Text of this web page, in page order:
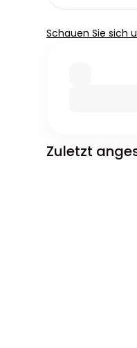
Schauen Sie sich
Zuletzt